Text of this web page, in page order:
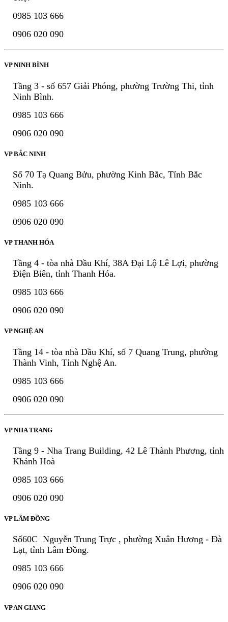
0985 103 666
0906 020 090
VP NINH BÌNH
Tầng 3 - số 657 Giải Phóng, phường Trường Thi, tỉnh
Ninh Bình.
0985 103 666
0906 020 090
VP BẮC NINH
Số 70 Tạ Quang Bửu, phường Kinh Bắc, Tỉnh Bắc
Ninh.
0985 103 666
0906 020 090
VP THANH HÓA
Tầng 4 - tòa nhà Dầu Khí, 38A Đại Lộ Lê Lợi, phường
Điện Biên, tỉnh Thanh Hóa.
0985 103 666
0906 020 090
VP NGHỆ AN
Tầng 14 - tòa nhà Dầu Khí, số 7 Quang Trung, phường
Thành Vinh, Tỉnh Nghệ An.
0985 103 666
0906 020 090
VP NHA TRANG
Tầng 9 - Nha Trang Building, 42 Lê Thành Phương, tỉnh
Khánh Hoà
0985 103 666
0906 020 090
VP LÂM ĐỒNG
Số60C Nguyễn Trung Trực , phường Xuân Hương - Đà
Lạt, tỉnh Lâm Đồng.
0985 103 666
0906 020 090
VP AN GIANG